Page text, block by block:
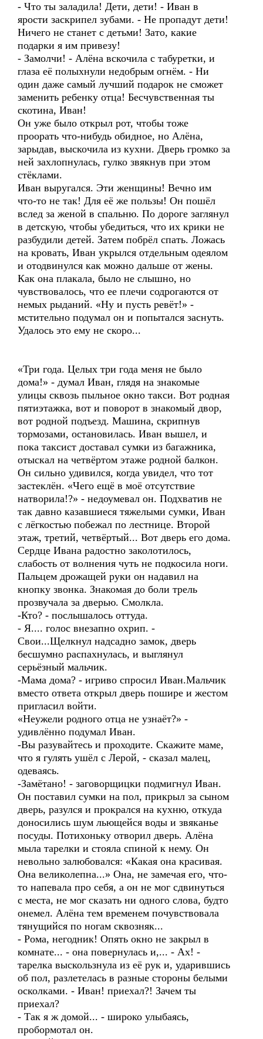
- Что ты заладила! Дети, дети! - Иван в
ярости заскрипел зубами. - Не пропадут дети!
Ничего не станет с детьми! Зато, какие
подарки я им привезу!
- Замолчи! - Алёна вскочила с табуретки, и
глаза её полыхнули недобрым огнём. - Ни
один даже самый лучший подарок не сможет
заменить ребенку отца! Бесчувственная ты
скотина, Иван!
Он уже было открыл рот, чтобы тоже
проорать что-нибудь обидное, но Алёна,
зарыдав, выскочила из кухни. Дверь громко за
ней захлопнулась, гулко звякнув при этом
стёклами.
Иван выругался. Эти женщины! Вечно им
что-то не так! Для её же пользы! Он пошёл
вслед за женой в спальню. По дороге заглянул
в детскую, чтобы убедиться, что их крики не
разбудили детей. Затем побрёл спать. Ложась
на кровать, Иван укрылся отдельным одеялом
и отодвинулся как можно дальше от жены.
Как она плакала, было не слышно, но
чувствовалось, что ее плечи содрогаются от
немых рыданий. «Ну и пусть ревёт!» -
мстительно подумал он и попытался заснуть.
Удалось это ему не скоро...
«Три года. Целых три года меня не было
дома!» - думал Иван, глядя на знакомые
улицы сквозь пыльное окно такси. Вот родная
пятиэтажка, вот и поворот в знакомый двор,
вот родной подъезд. Машина, скрипнув
тормозами, остановилась. Иван вышел, и
пока таксист доставал сумки из багажника,
отыскал на четвёртом этаже родной балкон.
Он сильно удивился, когда увидел, что тот
застеклён. «Чего ещё в моё отсутствие
натворила!?» - недоумевал он. Подхватив не
так давно казавшиеся тяжелыми сумки, Иван
с лёгкостью побежал по лестнице. Второй
этаж, третий, четвёртый... Вот дверь его дома.
Сердце Ивана радостно заколотилось,
слабость от волнения чуть не подкосила ноги.
Пальцем дрожащей руки он надавил на
кнопку звонка. Знакомая до боли трель
прозвучала за дверью. Смолкла.
-Кто? - послышалось оттуда.
- Я.... голос внезапно охрип. -
Свои...Щелкнул надсадно замок, дверь
бесшумно распахнулась, и выглянул
серьёзный мальчик.
-Мама дома? - игриво спросил Иван.Мальчик
вместо ответа открыл дверь пошире и жестом
пригласил войти.
«Неужели родного отца не узнаёт?» -
удивлённо подумал Иван.
-Вы разувайтесь и проходите. Скажите маме,
что я гулять ушёл с Лерой, - сказал малец,
одеваясь.
-Замётано! - заговорщицки подмигнул Иван.
Он поставил сумки на пол, прикрыл за сыном
дверь, разулся и прокрался на кухню, откуда
доносились шум льющейся воды и звяканье
посуды. Потихоньку отворил дверь. Алёна
мыла тарелки и стояла спиной к нему. Он
невольно залюбовался: «Какая она красивая.
Она великолепна...» Она, не замечая его, что-
то напевала про себя, а он не мог сдвинуться
с места, не мог сказать ни одного слова, будто
онемел. Алёна тем временем почувствовала
тянущийся по ногам сквозняк...
- Рома, негодник! Опять окно не закрыл в
комнате... - она повернулась и,... - Ах! -
тарелка выскользнула из её рук и, ударившись
об пол, разлетелась в разные стороны белыми
осколками. - Иван! приехал?! Зачем ты
приехал?
- Так я ж домой... - широко улыбаясь,
пробормотал он.